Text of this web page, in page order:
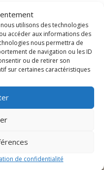
utilisons des technologies
accéder aux informations des
nous permettra de
de navigation ou les ID
ou de retirer son
sur certaines caractéristiques
de confidentialité
les Archives diocésaines
sainte...
Vêpres de sainte Christine